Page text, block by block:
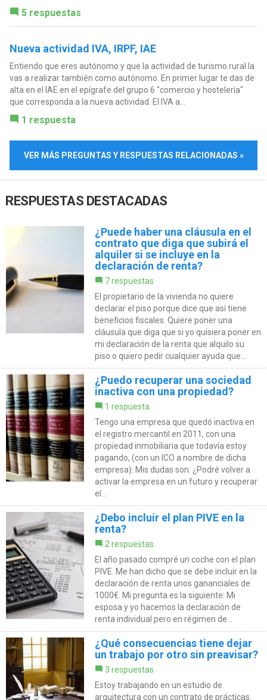
5 respuestas
Nueva actividad IVA, IRPF, IAE
Entiendo que eres autónomo y que la actividad de turismo rural la
vas a realizar también como autónomo. En primer lugar te das de
alta en el IAE en el epígrafe del grupo 6 "comercio y hostelería"
que corresponda a la nueva actividad. El IVA a...
1 respuesta
VER MÁS PREGUNTAS Y RESPUESTAS RELACIONADAS »
RESPUESTAS DESTACADAS
¿Puede haber una cláusula en el
contrato que diga que subirá el
alquiler si se incluye en la
declaración de renta?
7 respuestas
El propietario de la vivienda no quiere
declarar el piso porque dice que así tiene
beneficios fiscales. Quiere poner una
cláusula que diga que si yo quisiera poner en
mi declaración de la renta que alquilo su
piso o quiero pedir cualquier ayuda que...
¿Puedo recuperar una sociedad
inactiva con una propiedad?
1 respuesta
Tengo una empresa que quedó inactiva en
el registro mercantil en 2011, con una
propiedad inmobiliaria que todavía estoy
pagando, (con un ICO a nombre de dicha
empresa). Mis dudas son: ¿Podré volver a
activar la empresa en un futuro y recuperar
el...
¿Debo incluir el plan PIVE en la
renta?
2 respuestas
El año pasado compré un coche con el plan
PIVE. Me han dicho que se debe incluir en la
declaración de renta unos gananciales de
1000€. Mi pregunta es la siguiente: Mi
esposa y yo hacemos la declaración de
renta individual pero en régimen de...
¿Qué consecuencias tiene dejar
un trabajo por otro sin preavisar?
3 respuestas
Estoy trabajando en un estudio de
arquitectura con un contrato de prácticas.